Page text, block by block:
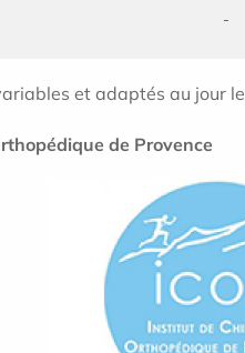
et adaptés au jour
de Provence